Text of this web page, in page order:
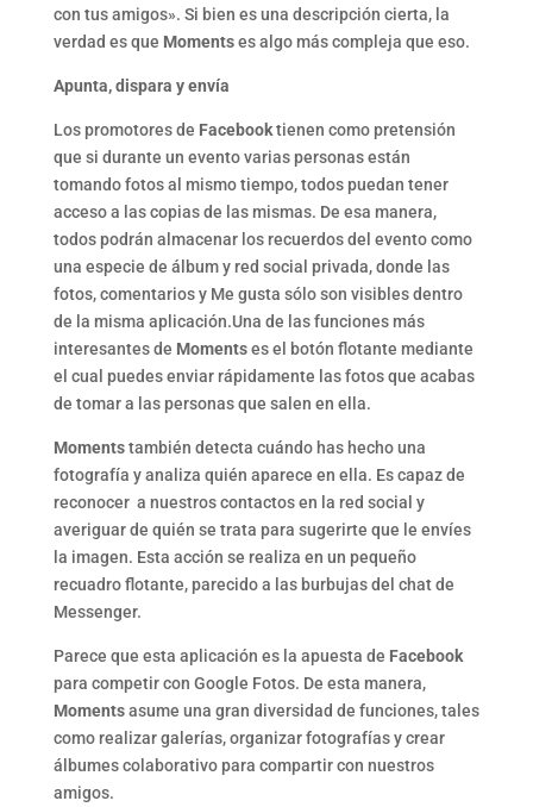
con tus amigos». Si bien es una descripción cierta, la
verdad es que Momentses algo más compleja que eso.
Apunta, dispara y envía
Los promotores de Facebooktienen como pretensión
que si durante un evento varias personas están
tomando fotos al mismo tiempo, todos puedan tener
acceso a las copias de las mismas. De esa manera,
todos podrán almacenar los recuerdos del evento como
una especie de álbum y red social privada, donde las
fotos, comentarios y Me gusta sólo son visibles dentro
de la misma aplicación.Una de las funciones más
interesantes de Momentses el botón flotante mediante
el cual puedes enviar rápidamente las fotos que acabas
de tomar a las personas que salen en ella.
Momentstambién detecta cuándo has hecho una
fotografía y analiza quién aparece en ella. Es capaz de
reconocer a nuestros contactos en la red social y
averiguar de quién se trata para sugerirte que le envíes
la imagen. Esta acción se realiza en un pequeño
recuadro flotante, parecido a las burbujas del chat de
Messenger.
Parece que esta aplicación es la apuesta de Facebook
para competir con Google Fotos. De esta manera,
Momentsasume una gran diversidad de funciones, tales
como realizar galerías, organizar fotografías y crear
álbumes colaborativo para compartir con nuestros
amigos.